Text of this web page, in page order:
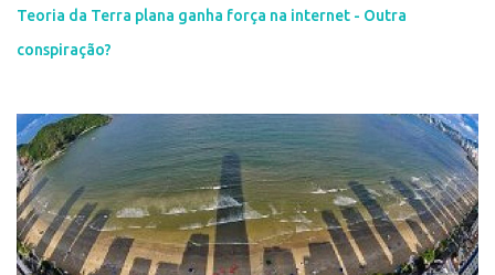
Teoria da Terra plana ganha força na internet - Outra
conspiração?